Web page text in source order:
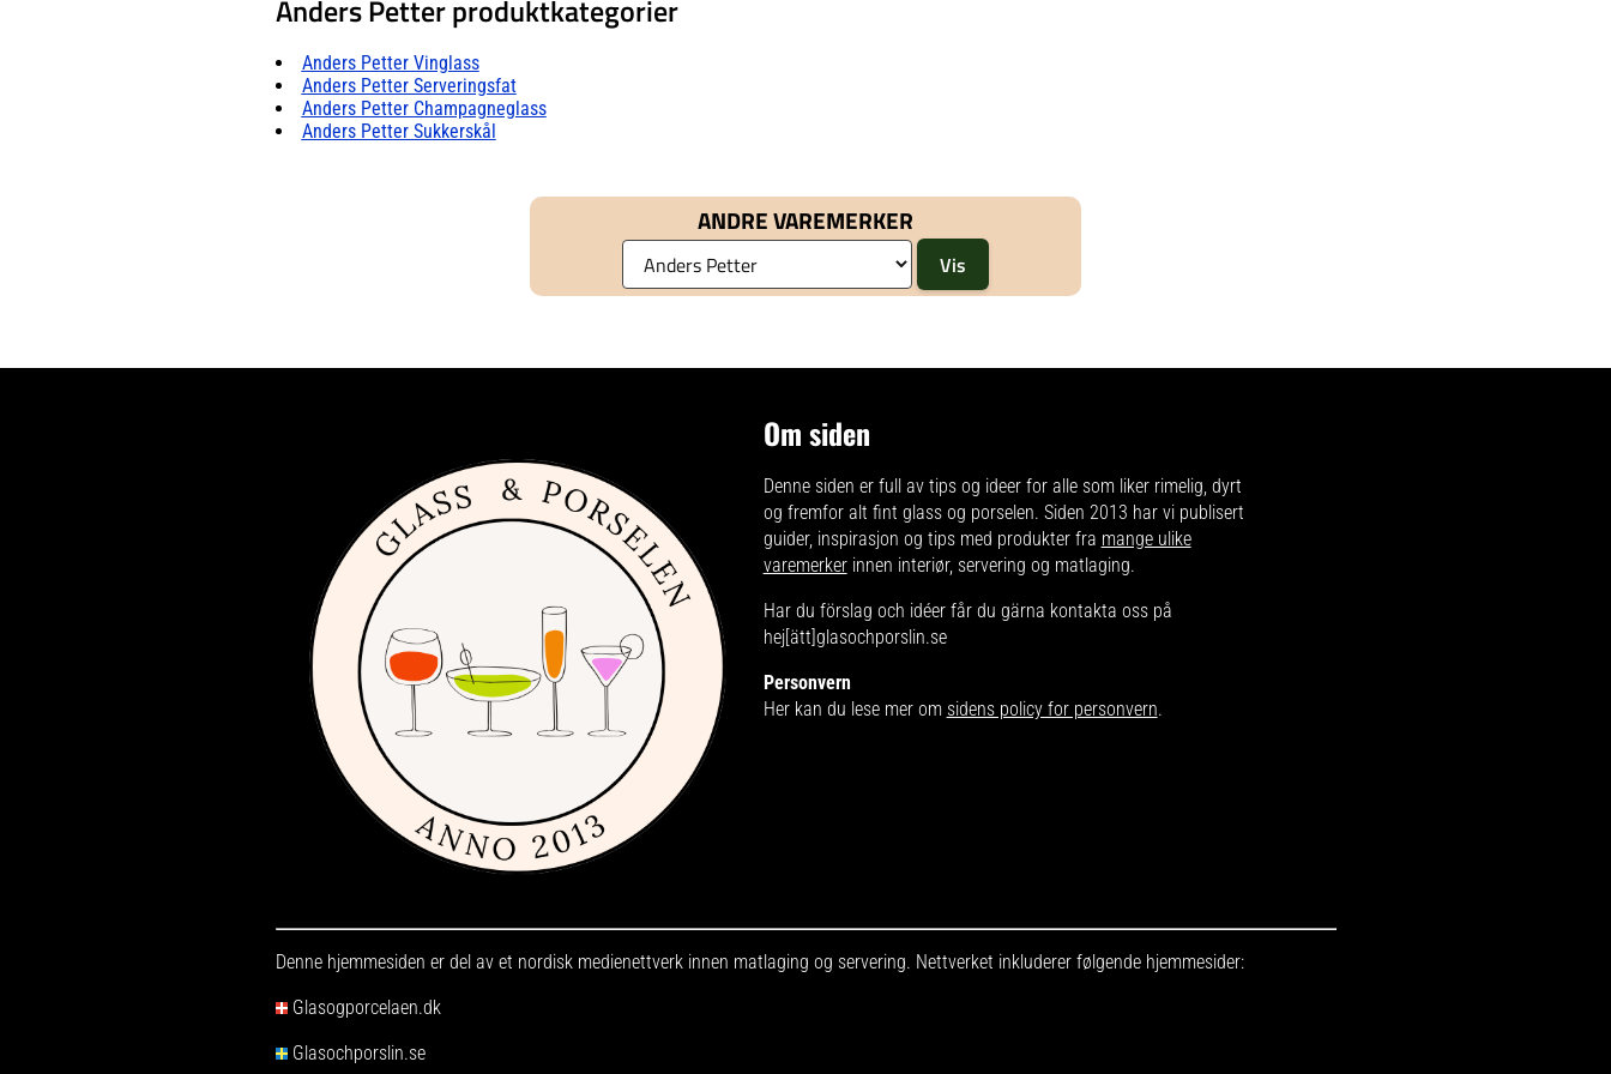
Anders Petter produktkategorier
Anders Petter Vinglass
Anders Petter Serveringsfat
Anders Petter Champagneglass
Anders Petter Sukkerskål
ANDRE VAREMERKER
Om siden
Denne siden er full av tips og ideer for alle som liker rimelig, dyrt
og fremfor alt fint glass og porselen. Siden 2013 har vi publisert
guider, inspirasjon og tips med produkter fra mange ulike
varemerkerinnen interiør, servering og matlaging.
Har du förslag och idéer får du gärna kontakta oss på
hej[ätt]glasochporslin.se
Personvern
Her kan du lese mer om sidens policy for personvern.
Denne hjemmesiden er del av et nordisk medienettverk innen matlaging og servering. Nettverket inkluderer følgende hjemmesider:
Glasogporcelaen.dk
Glasochporslin.se